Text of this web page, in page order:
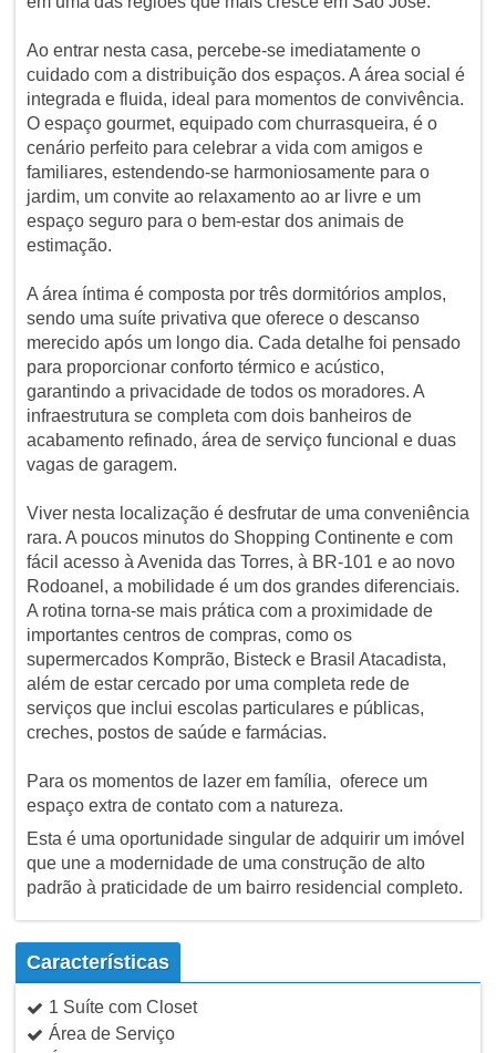
Ao entrar nesta casa, percebe-se imediatamente o
cuidado com a distribuição dos espaços. A área social é
integrada e fluida, ideal para momentos de convivência.
O espaço gourmet, equipado com churrasqueira, é o
cenário perfeito para celebrar a vida com amigos e
familiares, estendendo-se harmoniosamente para o
jardim, um convite ao relaxamento ao ar livre e um
espaço seguro para o bem-estar dos animais de
estimação.
A área íntima é composta por três dormitórios amplos,
sendo uma suíte privativa que oferece o descanso
merecido após um longo dia. Cada detalhe foi pensado
para proporcionar conforto térmico e acústico,
garantindo a privacidade de todos os moradores. A
infraestrutura se completa com dois banheiros de
acabamento refinado, área de serviço funcional e duas
vagas de garagem.
Viver nesta localização é desfrutar de uma conveniência
rara. A poucos minutos do Shopping Continente e com
fácil acesso à Avenida das Torres, à BR-101 e ao novo
Rodoanel, a mobilidade é um dos grandes diferenciais.
A rotina torna-se mais prática com a proximidade de
importantes centros de compras, como os
supermercados Komprão, Bisteck e Brasil Atacadista,
além de estar cercado por uma completa rede de
serviços que inclui escolas particulares e públicas,
creches, postos de saúde e farmácias.
Para os momentos de lazer em família, oferece um
espaço extra de contato com a natureza.
Esta é uma oportunidade singular de adquirir um imóvel
que une a modernidade de uma construção de alto
padrão à praticidade de um bairro residencial completo.
Características
1 Suíte com Closet
Área de Serviço